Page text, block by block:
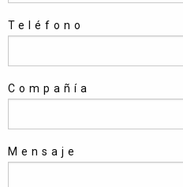
Teléfono
Compañía
Mensaje